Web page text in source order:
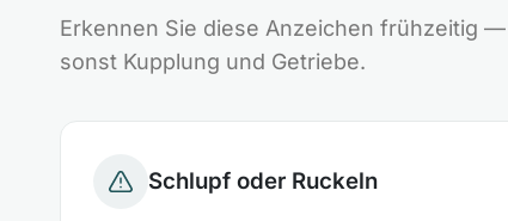
Erkennen Sie diese Anzeichen frühzeitig
sonst Kupplung und Getriebe.
Schlupf oder Ruckeln